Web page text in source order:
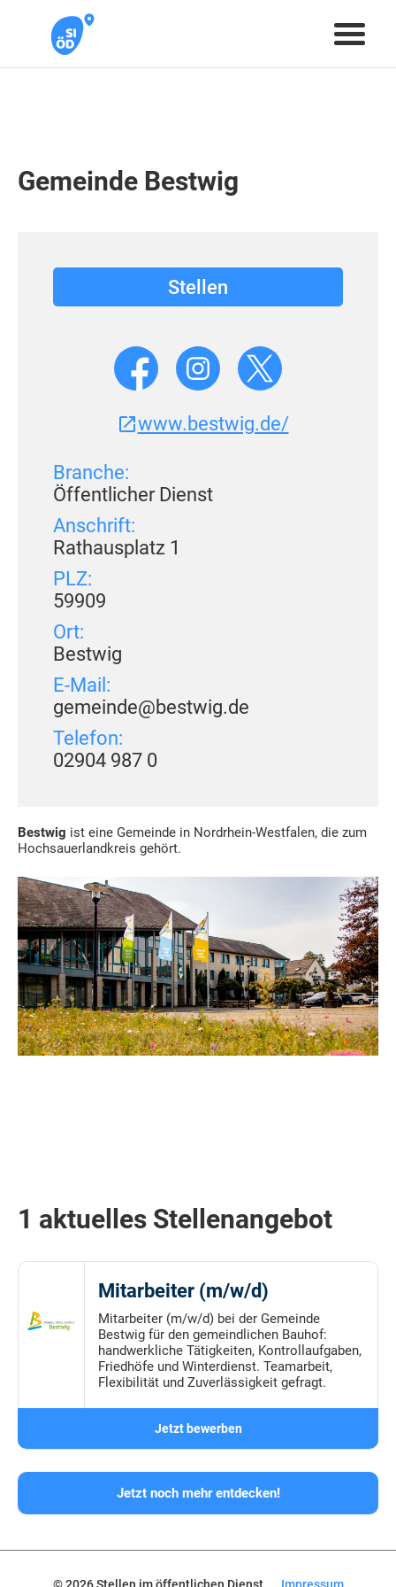
Gemeinde Bestwig
Bestwig ist eine Gemeinde in Nordrhein-Westfalen, die zum
Hochsauerlandkreis gehört.
Stellen
www.bestwig.de/
Branche:
Öffentlicher Dienst
Anschrift:
Rathausplatz 1
PLZ:
59909
Ort:
Bestwig
E-Mail:
gemeinde@bestwig.de
Telefon:
02904 987 0
1 aktuelles Stellenangebot
Mitarbeiter (m/w/d)
Mitarbeiter (m/w/d) bei der Gemeinde
Bestwig für den gemeindlichen Bauhof:
handwerkliche Tätigkeiten, Kontrollaufgaben,
Friedhöfe und Winterdienst. Teamarbeit,
Flexibilität und Zuverlässigkeit gefragt.
Jetzt bewerben
Jetzt noch mehr entdecken!